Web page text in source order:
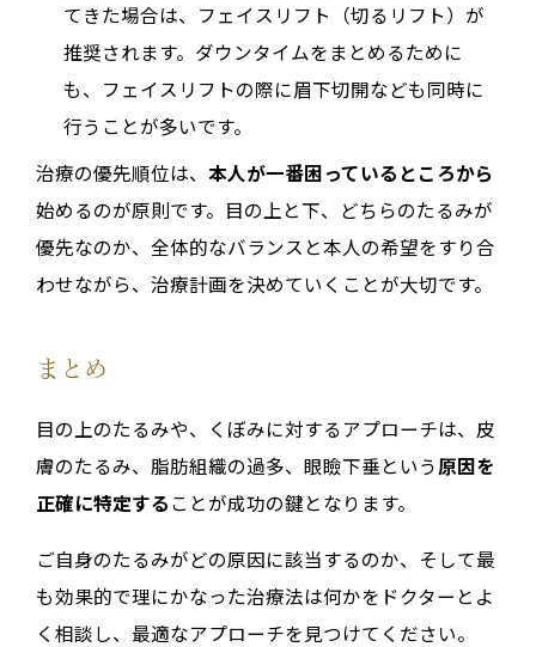
てきた場合は、フェイスリフト（切るリフト）が
推奨されます。ダウンタイムをまとめるために
も、フェイスリフトの際に眉下切開なども同時に
行うことが多いです。
治療の優先順位は、 本人が一番困っているところから
始めるのが原則です。目の上と下、どちらのたるみが
優先なのか、全体的なバランスと本人の希望をすり合
わせながら、治療計画を決めていくことが大切です。
まとめ
目の上のたるみや、くぼみに対するアプローチは、皮
膚のたるみ、脂肪組織の過多、眼瞼下垂という原因を
正確に特定することが成功の鍵となります。
ご自身のたるみがどの原因に該当するのか、そして最
も効果的で理にかなった治療法は何かをドクターとよ
く相談し、最適なアプローチを見つけてください。